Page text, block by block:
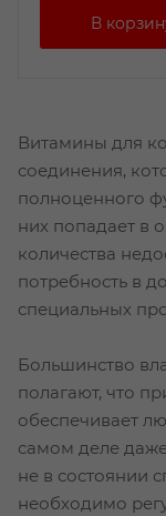
Витамины для
соединения,
полноценного
них попадает в
количества
потребность в
специальных
Большинство
полагают, что
обеспечивает
самом деле
не в состоянии
необходимо